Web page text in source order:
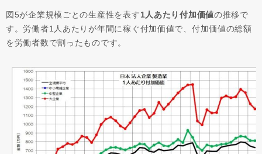
図5が企業規模ごとの生産性を表す1人あたり付加価値の推移で
す。労働者1人あたりが年間に稼ぐ付加価値で、付加価値の総額
を労働者数で割ったものです。